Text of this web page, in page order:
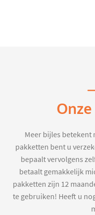
Meer bijles betekent
pakketten bent u
bepaalt vervolgens
betaalt gemakkelijk
pakketten zijn 12
te gebruiken! Heeft u